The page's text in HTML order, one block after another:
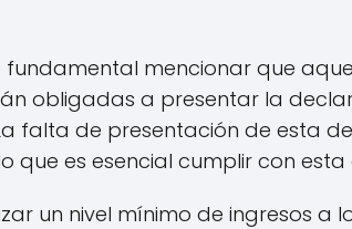
mencionar que
obligadas a presentar la
falta de presentación de esta
que es esencial cumplir con
un nivel mínimo de ingresos a